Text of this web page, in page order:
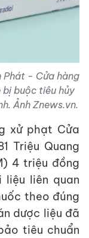
Phát - Cửa hàng
bị buộc tiêu hủy
Ảnh Znews.vn.
xử phạt Cửa
Triệu Quang
4 triệu đồng
liên quan
theo đúng
dược liệu đã
tiêu chuẩn